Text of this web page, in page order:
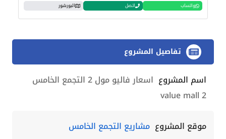
واتساب اتصل البورشور
تفاصيل المشروع
اسم المشروع
اسعار فاليو مول 2 التجمع الخامس
value mall 2
موقع المشروع مشاريع التجمع الخامس